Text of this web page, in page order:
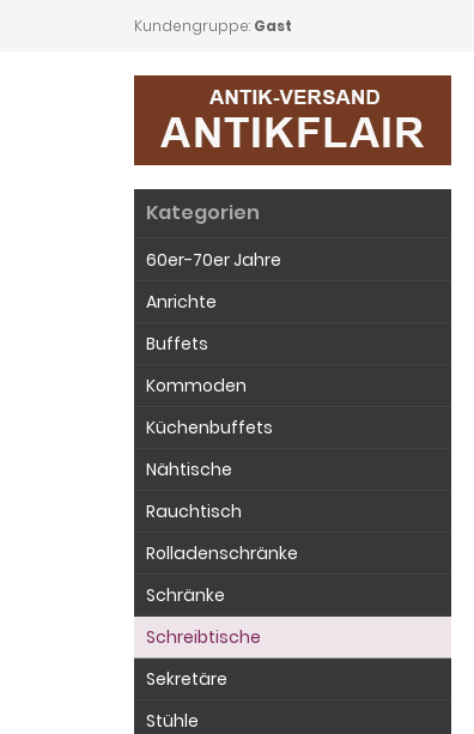
Kundengruppe: Gast
Kategorien
60er-70er Jahre
Anrichte
Buffets
Kommoden
Küchenbuffets
Nähtische
Rauchtisch
Rolladenschränke
Schränke
Schreibtische
Sekretäre
Stühle